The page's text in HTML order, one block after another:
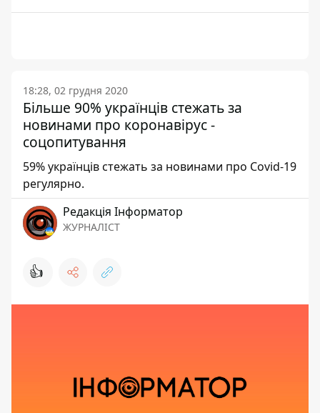
18:28, 02 грудня 2020
Більше 90% українців стежать за
новинами про коронавірус -
соцопитування
59% українців стежать за новинами про Covid-19
регулярно.
Редакція Інформатор
ЖУРНАЛІСТ
👍